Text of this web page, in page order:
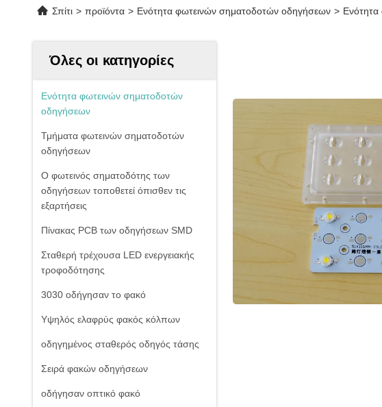
Σπίτι > προϊόντα > Ενότητα φωτεινών σηματοδοτών οδηγήσεων >
Όλες οι κατηγορίες
Ενότητα φωτεινών σηματοδοτών
οδηγήσεων
Τμήματα φωτεινών σηματοδοτών
οδηγήσεων
Ο φωτεινός σηματοδότης των
οδηγήσεων τοποθετεί όπισθεν τις
εξαρτήσεις
Πίνακας PCB των οδηγήσεων SMD
Σταθερή τρέχουσα LED ενεργειακής
τροφοδότησης
3030 οδήγησαν το φακό
Υψηλός ελαφρύς φακός κόλπων
οδηγημένος σταθερός οδηγός τάσης
Σειρά φακών οδηγήσεων
οδήγησαν οπτικό φακό